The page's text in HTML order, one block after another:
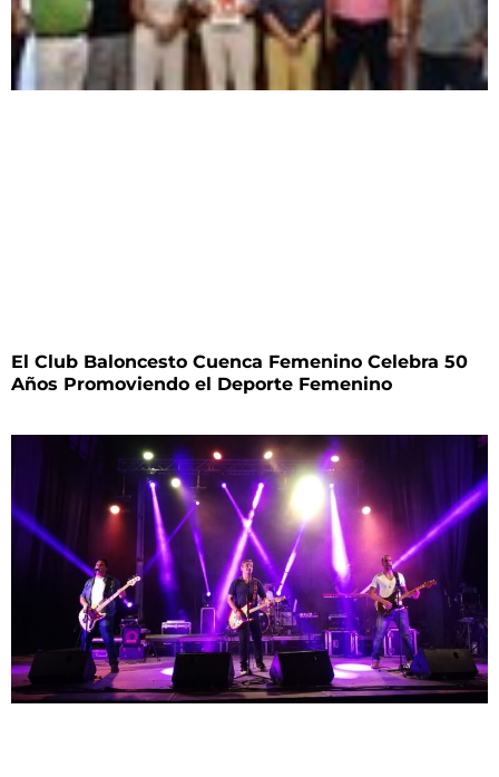
El Club Baloncesto Cuenca Femenino Celebra 50
Años Promoviendo el Deporte Femenino